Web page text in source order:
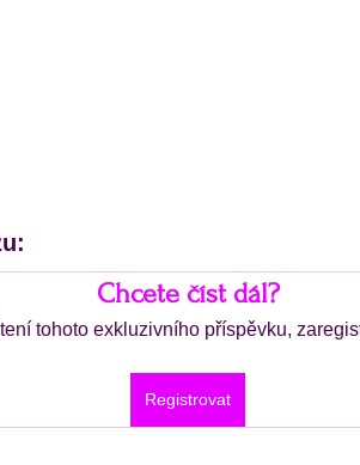
Chcete číst dál?
tohoto exkluzivního příspěvku,
Registrovat